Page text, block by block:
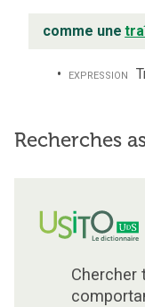
comme une
expression
Recherches
Chercher